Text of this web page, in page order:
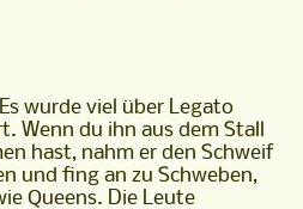
wurde viel über Legato
Wenn du ihn aus dem Stall
hast, nahm er den Schweif
und fing an zu Schweben,
Queens. Die Leute